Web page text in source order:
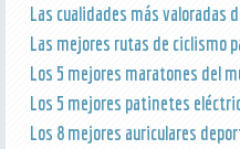
Las cualidades más valoradas
Las mejores rutas de ciclismo
Los 5 mejores maratones del
Los 5 mejores patinetes
Los 8 mejores auriculares